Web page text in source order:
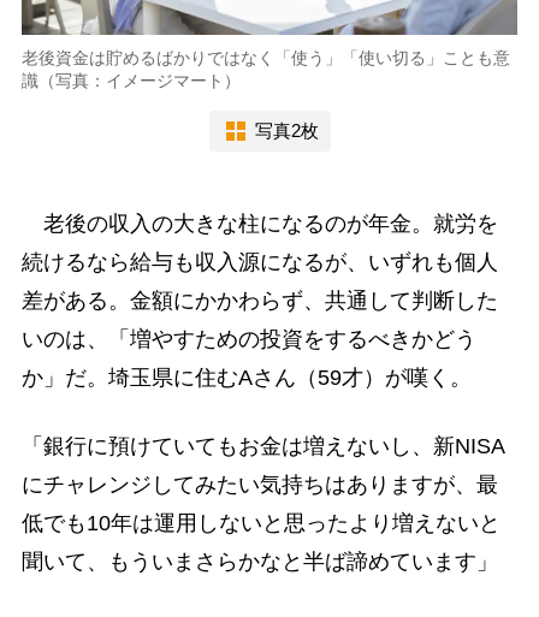
老後資金は貯めるばかりではなく「使う」「使い切る」ことも意
識（写真：イメージマート）
写真2枚
老後の収入の大きな柱になるのが年金。就労を
続けるなら給与も収入源になるが、いずれも個人
差がある。金額にかかわらず、共通して判断した
いのは、「増やすための投資をするべきかどう
か」だ。埼玉県に住むAさん（59才）が嘆く。
「銀行に預けていてもお金は増えないし、新NISA
にチャレンジしてみたい気持ちはありますが、最
低でも10年は運用しないと思ったより増えないと
聞いて、もういまさらかなと半ば諦めています」